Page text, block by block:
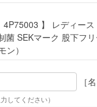
4P75003 】 レディー
菌 SEKマーク 股下フ
ン）
［名
してください）